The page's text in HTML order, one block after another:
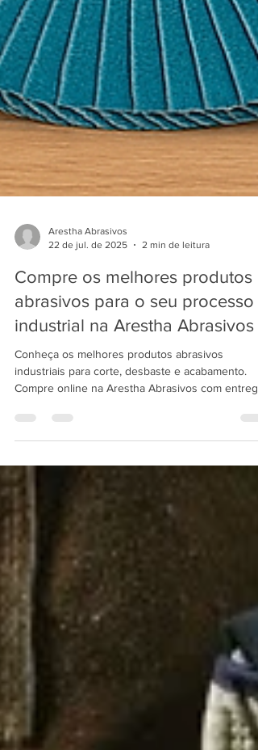
22 de jul. de 2025
2 min de leitura
Compre os melhores produtos
abrasivos para o seu processo
industrial na Arestha Abrasivos
Conheça os melhores produtos abrasivos
Compre online na Arestha Abrasivos com entrega